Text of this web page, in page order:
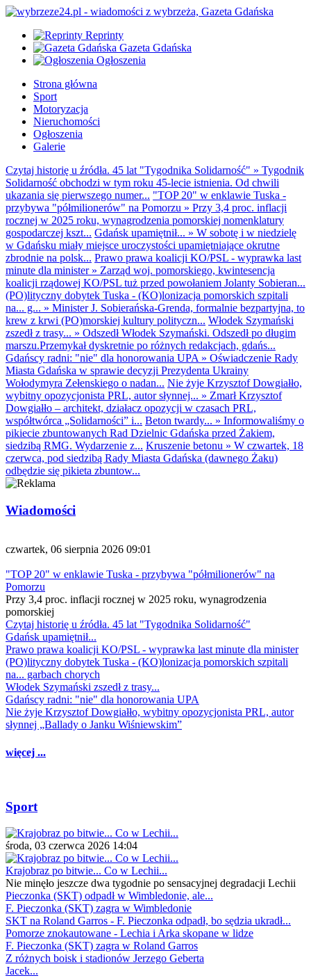
Reprinty
Gazeta Gdańska
Ogłoszenia
Strona główna
Sport
Motoryzacja
Nieruchomości
Ogłoszenia
Galerie
Czytaj historię u źródła. 45 lat "Tygodnika Solidarność" » Tygodnik
Solidarność obchodzi w tym roku 45-lecie istnienia. Od chwili
ukazania się pierwszego numer... "TOP 20" w enklawie Tuska -
przybywa "półmilionerów" na Pomorzu » Przy 3,4 proc. inflacji
rocznej w 2025 roku, wynagrodzenia pomorskiej nomenklatury
gospodarczej kszt... Gdańsk upamiętnił... » W sobotę i w niedzielę
w Gdańsku miały miejsce uroczystości upamiętniające okrutne
zbrodnie na polsk... Prawo prawa koalicji KO/PSL - wyprawka last
minute dla minister» Zarząd woj. pomorskiego, kwintesencja
koalicji rządowej KO/PSL tuż przed powołaniem Jolanty Sobieran...
(PO)lityczny dobytek Tuska - (KO)lonizacja pomorskich szpitali
na... g... » Minister J. Sobierańska-Grenda, formalnie bezpartyjna, to
krew z krwi (PO)morskiej kultury polityczn... Włodek Szymański
zszedł z trasy... » Odszedł Włodek Szymański. Odszedł po długim
marszu.Przemykał dyskretnie po różnych redakcjach, gdańs...
Gdańscy radni: "nie" dla honorowania UPA » Oświadczenie Rady
Miasta Gdańska w sprawie decyzji Prezydenta Ukrainy
Wołodymyra Zełenskiego o nadan... Nie żyje Krzysztof Dowgiałło,
wybitny opozycjonista PRL, autor słynnej... » Zmarł Krzysztof
Dowgiałło – architekt, działacz opozycji w czasach PRL,
współtwórca „Solidarności” i... Beton twardy... » Informowaliśmy o
pikiecie zbuntowanych Rad Dzielnic Gdańska przed Żakiem,
siedzibą RMG. Wydarzenie z... Kruszenie betonu » W czwartek, 18
czerwca, pod siedzibą Rady Miasta Gdańska (dawnego Żaku)
odbędzie się pikieta zbuntow...
Wiadomości
czwartek, 06 sierpnia 2026 09:01
"TOP 20" w enklawie Tuska - przybywa "półmilionerów" na
Pomorzu
Przy 3,4 proc. inflacji rocznej w 2025 roku, wynagrodzenia
pomorskiej
Czytaj historię u źródła. 45 lat "Tygodnika Solidarność"
Gdańsk upamiętnił...
Prawo prawa koalicji KO/PSL - wyprawka last minute dla minister
(PO)lityczny dobytek Tuska - (KO)lonizacja pomorskich szpitali
na... garbach chorych
Włodek Szymański zszedł z trasy...
Gdańscy radni: "nie" dla honorowania UPA
Nie żyje Krzysztof Dowgiałło, wybitny opozycjonista PRL, autor
słynnej „Ballady o Janku Wiśniewskim”
więcej ...
Sport
środa, 03 czerwca 2026 14:04
Krajobraz po bitwie... Co w Lechii...
Nie minęło jeszcze dwa tygodnie po sensacyjnej degradacji Lechii
Pieczonka (SKT) odpadł w Wimbledonie, ale...
F. Pieczonka (SKT) zagra w Wimbledonie
SKT na Roland Garros - F. Pieczonka odpadł, bo sędzia ukradł...
Pomorze znokautowane - Lechia i Arka skopane w lidze
F. Pieczonka (SKT) zagra w Roland Garros
Z różnych boisk i stadionów Jerzego Geberta
Jacek...